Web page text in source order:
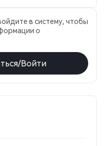
в систему, чтобы
о
Войти